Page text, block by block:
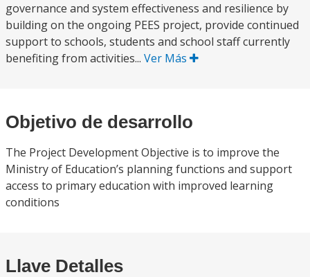
governance and system effectiveness and resilience by
building on the ongoing PEES project, provide continued
support to schools, students and school staff currently
benefiting from activities... Ver Más
Objetivo de desarrollo
The Project Development Objective is to improve the
Ministry of Education’s planning functions and support
access to primary education with improved learning
conditions
Llave Detalles